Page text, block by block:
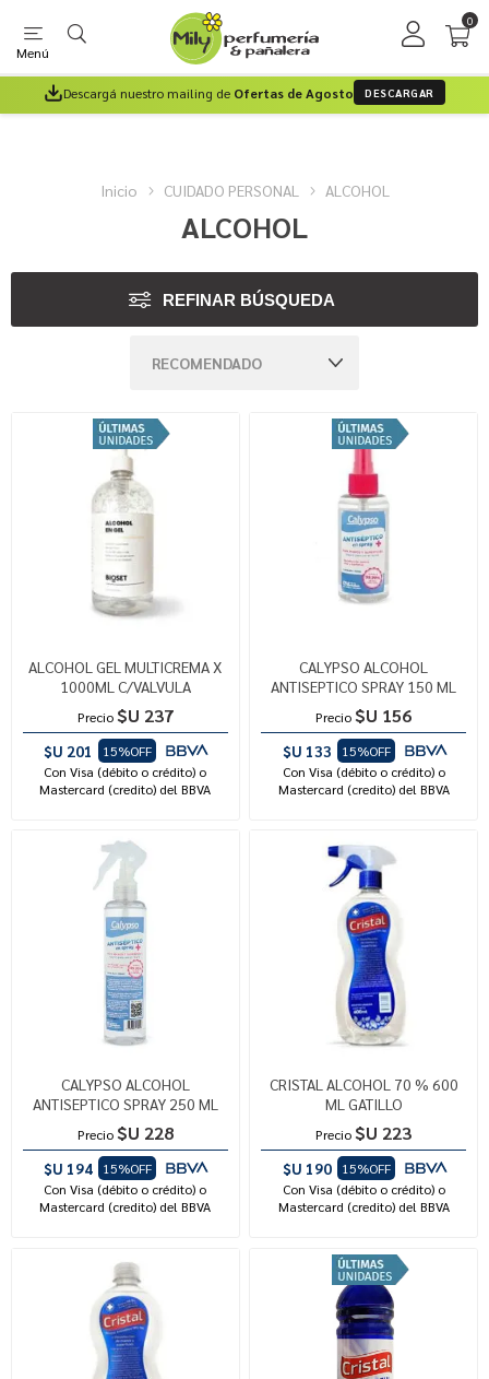
Menú
0
Descargá nuestro mailing de Ofertas de Agosto DESCARGAR
Inicio CUIDADO PERSONAL ALCOHOL
ALCOHOL
REFINAR BÚSQUEDA
ALCOHOL GEL MULTICREMA X
1000ML C/VALVULA
Precio $U 237
$U 201
15%OFF
Con Visa (débito o crédito) o
Mastercard (credito) del BBVA
CALYPSO ALCOHOL
ANTISEPTICO SPRAY 150 ML
Precio $U 156
$U 133
15%OFF
Con Visa (débito o crédito) o
Mastercard (credito) del BBVA
CALYPSO ALCOHOL
ANTISEPTICO SPRAY 250 ML
Precio $U 228
$U 194
15%OFF
Con Visa (débito o crédito) o
Mastercard (credito) del BBVA
CRISTAL ALCOHOL 70 % 600
ML GATILLO
Precio $U 223
$U 190
15%OFF
Con Visa (débito o crédito) o
Mastercard (credito) del BBVA